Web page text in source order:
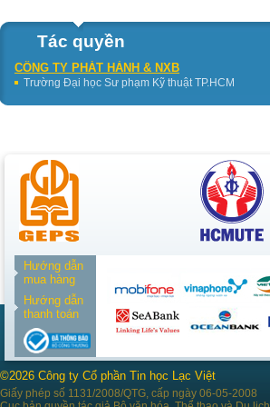
Tác quyền
CÔNG TY PHÁT HÀNH & NXB
Trường Đại học Sư phạm Kỹ thuật TP.HCM
Hướng dẫn
mua hàng
Hướng dẫn
thanh toán
©2026 Công ty Cổ phần Tin học Lạc Việt
Giấy phép số 1131/2008/QTG, cấp ngày 06-05-2008